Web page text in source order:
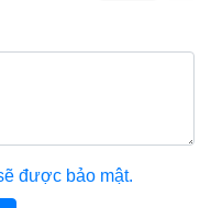
được bảo mật.